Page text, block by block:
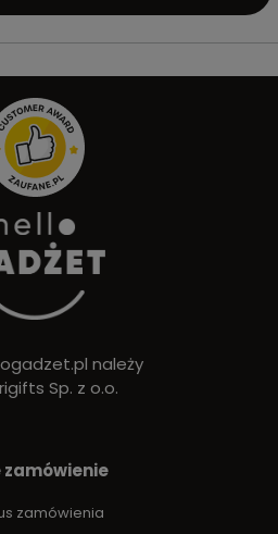
należy
Sp. z o.o.
zamówienie
zamówienia